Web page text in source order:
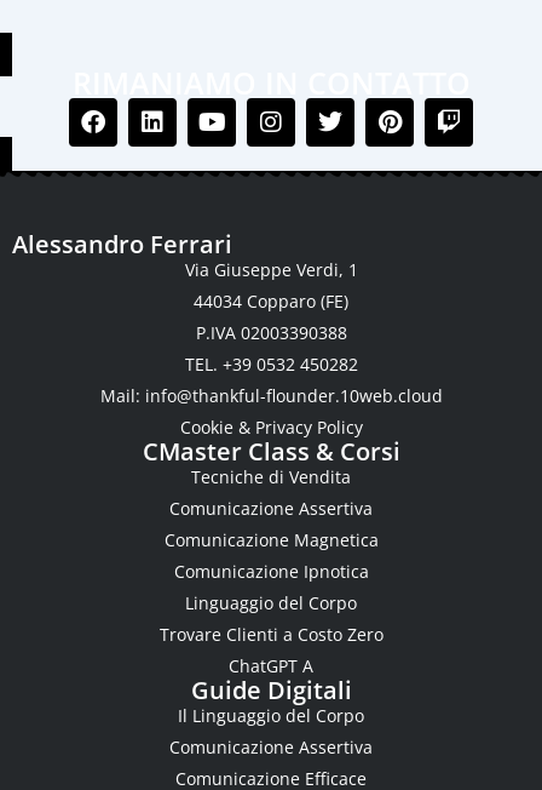
Alessandro Ferrari
Via Giuseppe Verdi, 1
44034 Copparo (FE)
P.IVA 02003390388
TEL. +39 0532 450282
Mail: info@thankful-flounder.10web.cloud
Cookie & Privacy Policy
CMaster Class & Corsi
Tecniche di Vendita
Comunicazione Assertiva
Comunicazione Magnetica
Comunicazione Ipnotica
Linguaggio del Corpo
Trovare Clienti a Costo Zero
ChatGPT A
Guide Digitali
Il Linguaggio del Corpo
Comunicazione Assertiva
Comunicazione Efficace